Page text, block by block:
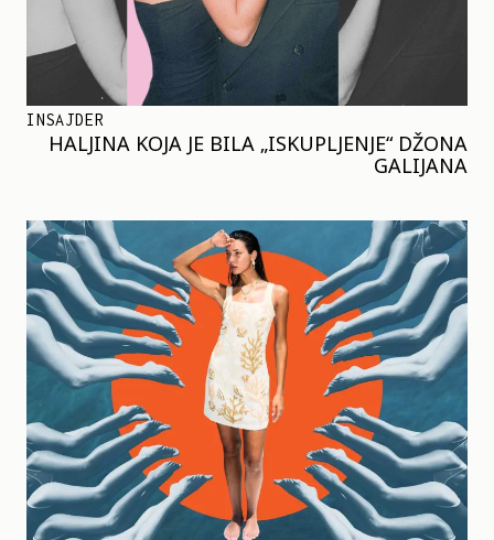
INSAJDER
HALJINA KOJA JE BILA „ISKUPLJENJE“ DŽONA
GALIJANA